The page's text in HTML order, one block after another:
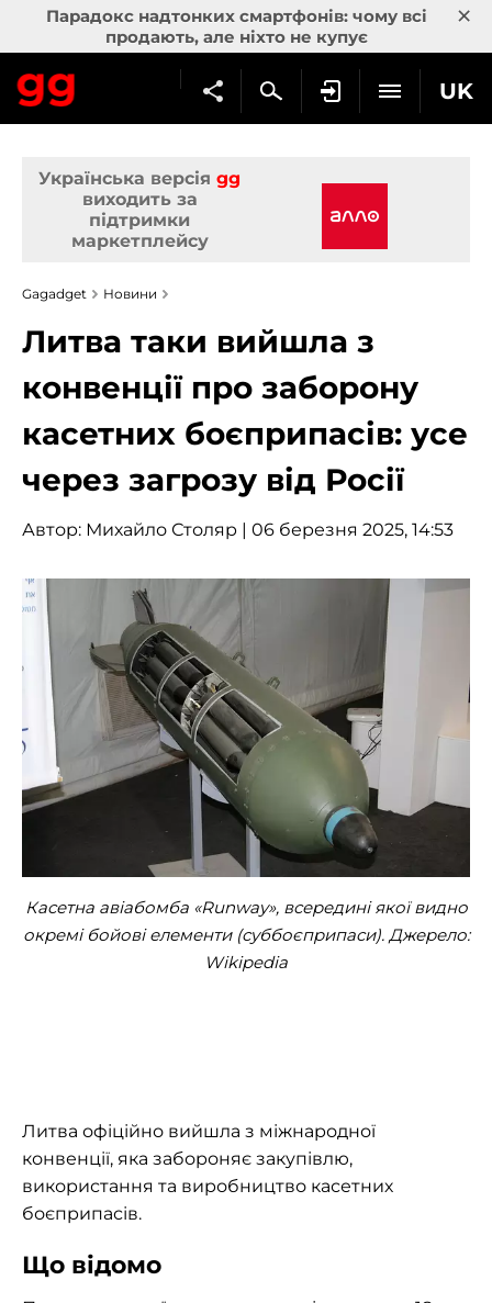
Парадокс надтонких смартфонів: чому всі
продають, але ніхто не купує
×
UK
Українська версія gg
виходить за
підтримки
маркетплейсу
Gagadget Новини
Литва таки вийшла з
конвенції про заборону
касетних боєприпасів: усе
через загрозу від Росії
Автор: Михайло Столяр | 06 березня 2025, 14:53
Касетна авіабомба «Runway», всередині якої видно
окремі бойові елементи (суббоєприпаси). Джерело:
Wikipedia
Литва офіційно вийшла з міжнародної
конвенції, яка забороняє закупівлю,
використання та виробництво касетних
боєприпасів.
Що відомо